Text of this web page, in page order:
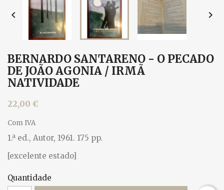
 
BERNARDO SANTARENO - O PECADO
DE JOÃO AGONIA / IRMÃ
NATIVIDADE
22,00 €
Com IVA
1.ª ed., Autor, 1961. 175 pp.
[excelente estado]
Quantidade